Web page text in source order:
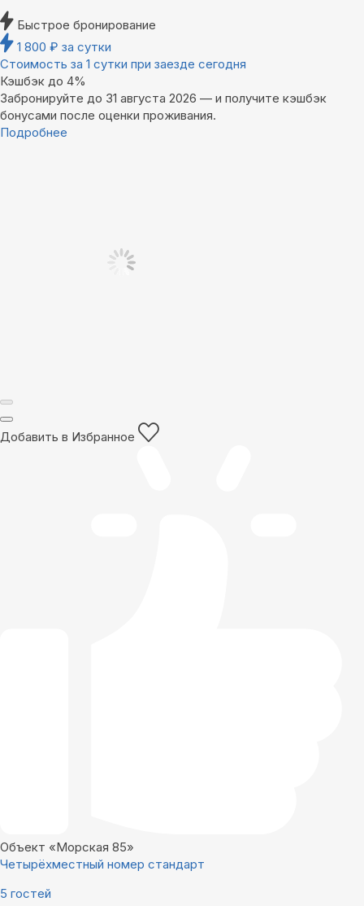
Быстрое бронирование
1 800 ₽ за сутки
Стоимость за 1 сутки при заезде сегодня
Кэшбэк до 4%
Забронируйте до 31 августа 2026 — и получите кэшбэк
бонусами после оценки проживания.
Подробнее
Добавить в Избранное
Объект «Морская 85»
Четырёхместный номер стандарт
5 гостей